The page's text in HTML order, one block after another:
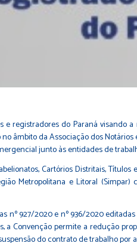
registradores do Paraná
âmbito da Associação dos
junto às entidades de
Cartórios Distritais,
Metropolitana e Litoral
nº 927/2020 e nº 936/2020
a Convenção permite a redução
do contrato de trabalho por